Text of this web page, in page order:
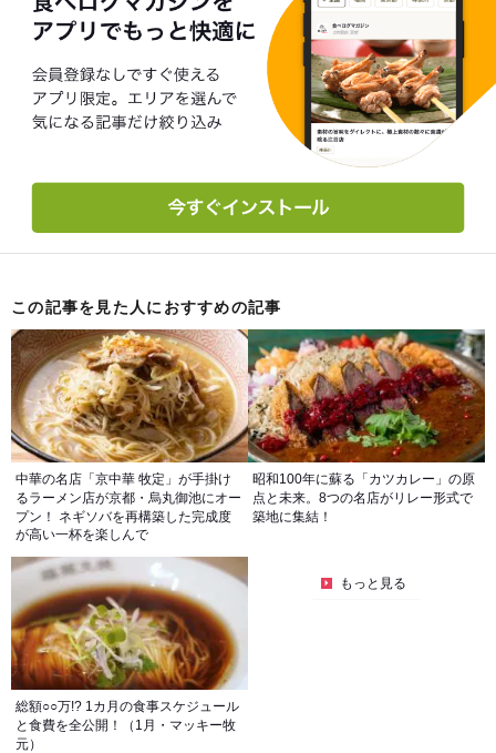
この記事を見た人におすすめの記事
中華の名店「京中華 牧定」が手掛け
るラーメン店が京都・烏丸御池にオー
プン！ ネギソバを再構築した完成度
が高い一杯を楽しんで
昭和100年に蘇る「カツカレー」の原
点と未来。8つの名店がリレー形式で
築地に集結！
総額○○万!? 1カ月の食事スケジュール
と食費を全公開！（1月・マッキー牧
元）
もっと見る